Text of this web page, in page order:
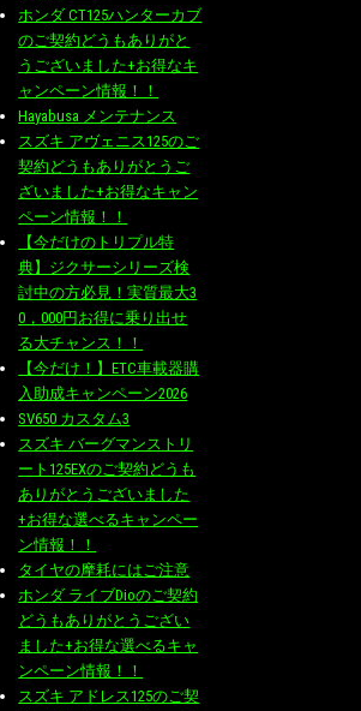
ホンダ CT125ハンターカブ
のご契約どうもありがと
うございました+お得なキ
ャンペーン情報！！
Hayabusa メンテナンス
スズキ アヴェニス125のご
契約どうもありがとうご
ざいました+お得なキャン
ペーン情報！！
【今だけのトリプル特
典】ジクサーシリーズ検
討中の方必見！実質最大3
0，000円お得に乗り出せ
る大チャンス！！
【今だけ！】ETC車載器購
入助成キャンペーン2026
SV650 カスタム3
スズキ バーグマンストリ
ート125EXのご契約どうも
ありがとうございました
+お得な選べるキャンペー
ン情報！！
タイヤの摩耗にはご注意
ホンダ ライブDioのご契約
どうもありがとうござい
ました+お得な選べるキャ
ンペーン情報！！
スズキ アドレス125のご契